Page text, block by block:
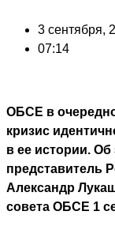
3 сентября,
07:14
ОБСЕ в
кризис
в ее истории.
представитель
Александр
совета ОБСЕ 1